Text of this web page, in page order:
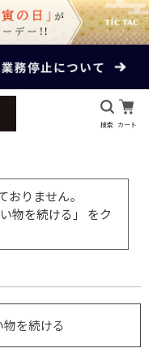
検索 カート
りません。
物を続ける」 をク
を続ける